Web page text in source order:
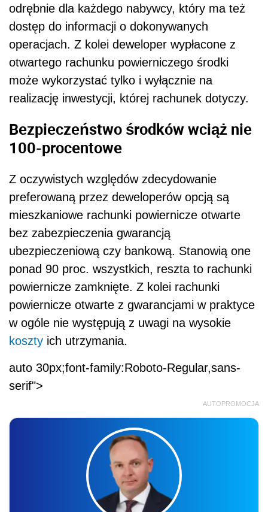
odrębnie dla każdego nabywcy, który ma też
dostęp do informacji o dokonywanych
operacjach. Z kolei deweloper wypłacone z
otwartego rachunku powierniczego środki
może wykorzystać tylko i wyłącznie na
realizację inwestycji, której rachunek dotyczy.
Bezpieczeństwo środków wciąż nie
100-procentowe
Z oczywistych względów zdecydowanie
preferowaną przez deweloperów opcją są
mieszkaniowe rachunki powiernicze otwarte
bez zabezpieczenia gwarancją
ubezpieczeniową czy bankową. Stanowią one
ponad 90 proc. wszystkich, reszta to rachunki
powiernicze zamknięte. Z kolei rachunki
powiernicze otwarte z gwarancjami w praktyce
w ogóle nie występują z uwagi na wysokie
koszty ich utrzymania.
auto 30px;font-family:Roboto-Regular,sans-
serif">
AUTOPROMOCJA